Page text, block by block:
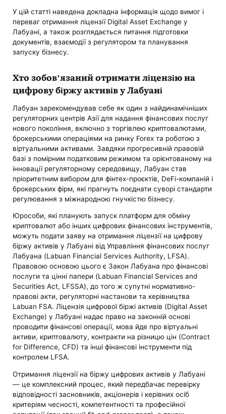
У цій статті наведена докладна інформація щодо вимог і
переваг отримання ліцензії Digital Asset Exchange у
Лабуані, а також розглядається питання підготовки
документів, взаємодії з регулятором та планування
запуску бізнесу.
Хто зобов’язаний отримати ліцензію на
цифрову біржу активів у Лабуані
Лабуан зарекомендував себе як один з найдинамічніших
регуляторних центрів Азії для надання фінансових послуг
нового покоління, включно з торгівлею криптовалютами,
брокерськими операціями на ринку Forex та роботою з
віртуальними активами. Завдяки прогресивній правовій
базі з помірним податковим режимом та орієнтованому на
інновації регуляторному середовищу, Лабуан став
пріоритетним вибором для фінтех-проєктів, DeFi-компаній і
брокерських фірм, які прагнуть поєднати суворі стандарти
регулювання з міжнародною гнучкістю бізнесу.
Юрособи, які планують запуск платформ для обміну
криптовалют або інших цифрових фінансових інструментів,
можуть подати заяву на отримання ліцензії на цифрову
біржу активів у Лабуані від Управління фінансових послуг
Лабуана (Labuan Financial Services Authority, LFSA).
Правовою основою цього є Закон Лабуана про фінансові
послуги та цінні папери (Labuan Financial Services and
Securities Act, LFSSA), до того ж супутні нормативно-
правові акти, регуляторні настанови та керівництва
Labuan FSA. Ліцензія цифрової біржі активів (Digital Asset
Exchange) у Лабуані надає право на законній основі
проводити фінансові операції, мова йде про віртуальні
активи, криптовалюту, контракти на різницю цін (Contract
for Difference, CFD) та інші фінансові інструменти під
контролем LFSA.
Отримання ліцензії на біржу цифрових активів у Лабуані
— це комплексний процес, який передбачає перевірку
відповідності засновників, акціонерів і керівних осіб
критеріям чесності, компетентності та професійної